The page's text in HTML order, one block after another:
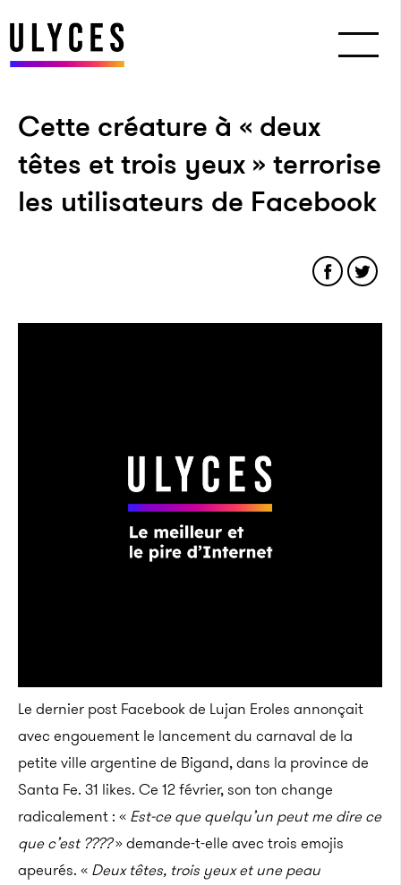
Cette créature à « deux
têtes et trois yeux » terrorise
les utilisateurs de Facebook
Le dernier post Facebook de Lujan Eroles annonçait
avec engouement le lancement du carnaval de la
petite ville argentine de Bigand, dans la province de
Santa Fe. 31 likes. Ce 12 février, son ton change
radicalement : « Est-ce que quelqu’un peut me dire ce
que c’est ????» demande-t-elle avec trois emojis
apeurés. « Deux têtes, trois yeux et une peau